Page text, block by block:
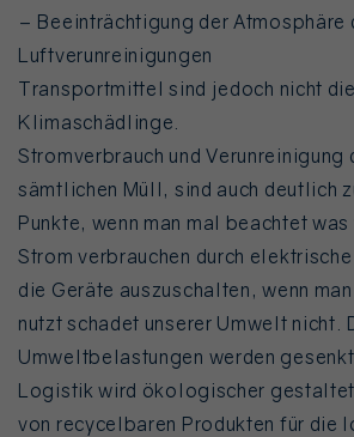
– Beeinträchtigung der Atmosphäre
Luftverunreinigungen
Transportmittel sind jedoch nicht
Klimaschädlinge.
Stromverbrauch und Verunreinigung
sämtlichen Müll, sind auch deutlich
Punkte, wenn man mal beachtet
Strom verbrauchen durch
die Geräte auszuschalten, wenn
nutzt schadet unserer Umwelt nicht.
Umweltbelastungen werden
Logistik wird ökologischer
von recycelbaren Produkten für die